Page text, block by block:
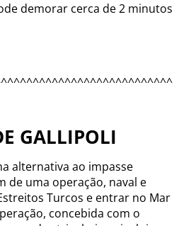
demorar cerca de 2 minutos
GALLIPOLI
alternativa ao impasse
de uma operação, naval e
Turcos e entrar no Mar
concebida com o